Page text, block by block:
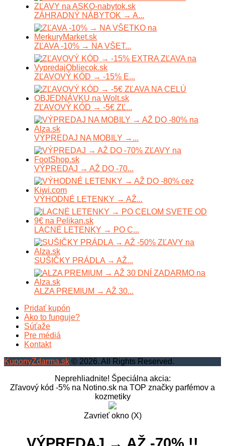
ZÁHRADNÝ NÁBYTOK → A...
ZĽAVA -10% → NA VŠET...
ZĽAVOVÝ KÓD → -15% E...
ZĽAVOVÝ KÓD → -5€ ZĽ...
VÝPREDAJ NA MOBILY →...
VÝPREDAJ → AŽ DO -70...
VÝHODNÉ LETENKY → AŽ...
LACNÉ LETENKY → PO C...
SUŠIČKY PRÁDLA → AŽ...
ALZA PREMIUM → AŽ 30...
Pridať kupón
Ako to funguje?
Súťaže
Pre médiá
Kontakt
KuponyZdarma.sk © 2026. All Rights Reserved.
Neprehliadnite! Špeciálna akcia:
Zľavový kód -5% na Notino.sk na TOP značky parfémov a
kozmetiky
Zavrieť okno (X)
VÝPREDAJ → AŽ -70% !!